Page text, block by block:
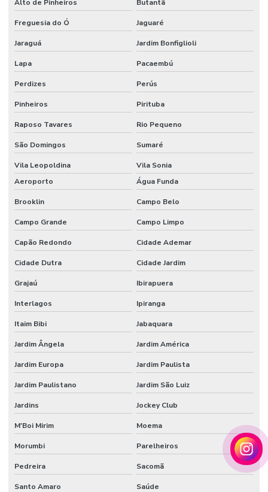
Papel veludo onde comprar
Papel veludo valor
Tecido algodão flocado
Tecido aveludado automotivo
Tecido flocado
Tecido flocado de nylon
Tecido floco de algodão
Tecido inflável de pvc
Tecido veludo atacado
Tecido veludo automotivo
Tecido veludo automotivo comprar
Tecido veludo comprar
Tecido veludo flocado
Tecido veludo preço
Tecido veludo sintético
Veludo automotivo
Alto de Pinheiros Butantã
Freguesia do Ó Jaguaré
Jaraguá Jardim Bonfiglioli
Lapa Pacaembú
Perdizes Perús
Pinheiros Pirituba
Raposo Tavares Rio Pequeno
São Domingos Sumaré
Vila Leopoldina
Vila Sonia
Aeroporto
Água Funda
Brooklin Campo Belo
Campo Grande Campo Limpo
Capão Redondo Cidade Ademar
Cidade Dutra Cidade Jardim
Grajaú Ibirapuera
Interlagos Ipiranga
Itaim Bibi Jabaquara
Jardim Ângela Jardim América
Jardim Europa Jardim Paulista
Jardim Paulistano Jardim São Luiz
Jardins Jockey Club
M'Boi Mirim Moema
Morumbi Parelheiros
Pedreira Sacomã
Santo Amaro Saúde